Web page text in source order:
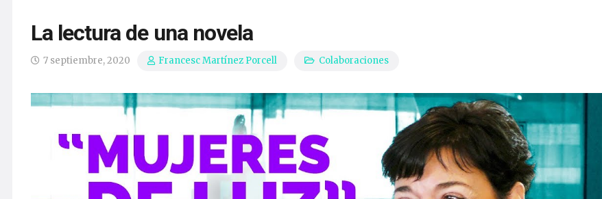
La lectura de una novela
7 septiembre, 2020 Francesc Martínez Porcell Colaboraciones